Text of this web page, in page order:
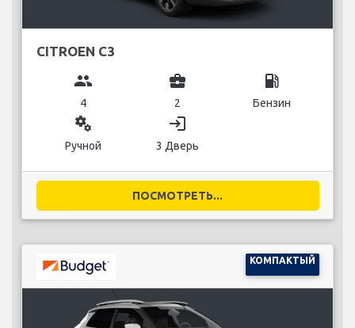
CITROEN C3
group
4
business_center
2
local_gas_station
Бензин
miscellaneous_services
Ручной
login
3 Дверь
ПОСМОТРЕТЬ...
КОМПАКТЫЙ